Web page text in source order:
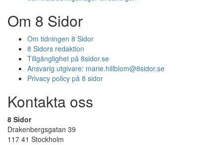
Om 8 Sidor
Om tidningen 8 Sidor
8 Sidors redaktion
Tillgänglighet på 8sidor.se
Ansvarig utgivare: marie.hillblom@8sidor.se
Privacy policy på 8 sidor
Kontakta oss
8 Sidor
Drakenbergsgatan 39
117 41 Stockholm